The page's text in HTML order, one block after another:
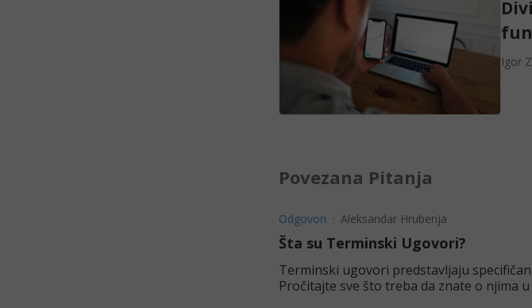
Igor
Povezana Pitanja
Odgovori Aleksandar Hrubenja
Šta su Terminski Ugovori?
Terminski ugovori predstavljaju
Pročitajte sve što treba da znate o njima